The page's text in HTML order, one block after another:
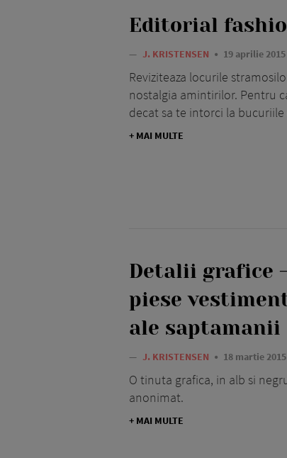
Editorial
— J. KRISTENSEN 19 aprilie 2015
Reviziteaza locurile
nostalgia amintirilor. Pentru
decat sa te intorci la
+ MAI MULTE
Detalii grafice
piese
ale saptamanii
— J. KRISTENSEN 18 martie 2015
O tinuta grafica, in alb si
anonimat.
+ MAI MULTE